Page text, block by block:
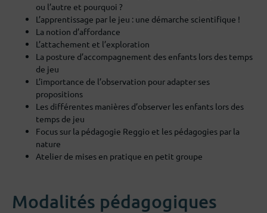
ou l’autre et pourquoi ?
L’apprentissage par le jeu : une démarche scientifique !
La notion d’affordance
L’attachement et l’exploration
La posture d’accompagnement des enfants lors des temps
de jeu
L’importance de l’observation pour adapter ses
propositions
Les différentes manières d’observer les enfants lors des
temps de jeu
Focus sur la pédagogie Reggio et les pédagogies par la
nature
Atelier de mises en pratique en petit groupe
Modalités pédagogiques